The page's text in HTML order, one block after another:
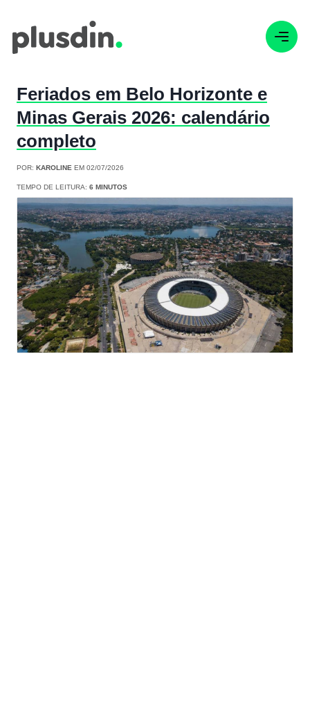
Feriados em Belo Horizonte e
Minas Gerais 2026: calendário
completo
POR: KAROLINE EM 02/07/2026
TEMPO DE LEITURA: 6 MINUTOS